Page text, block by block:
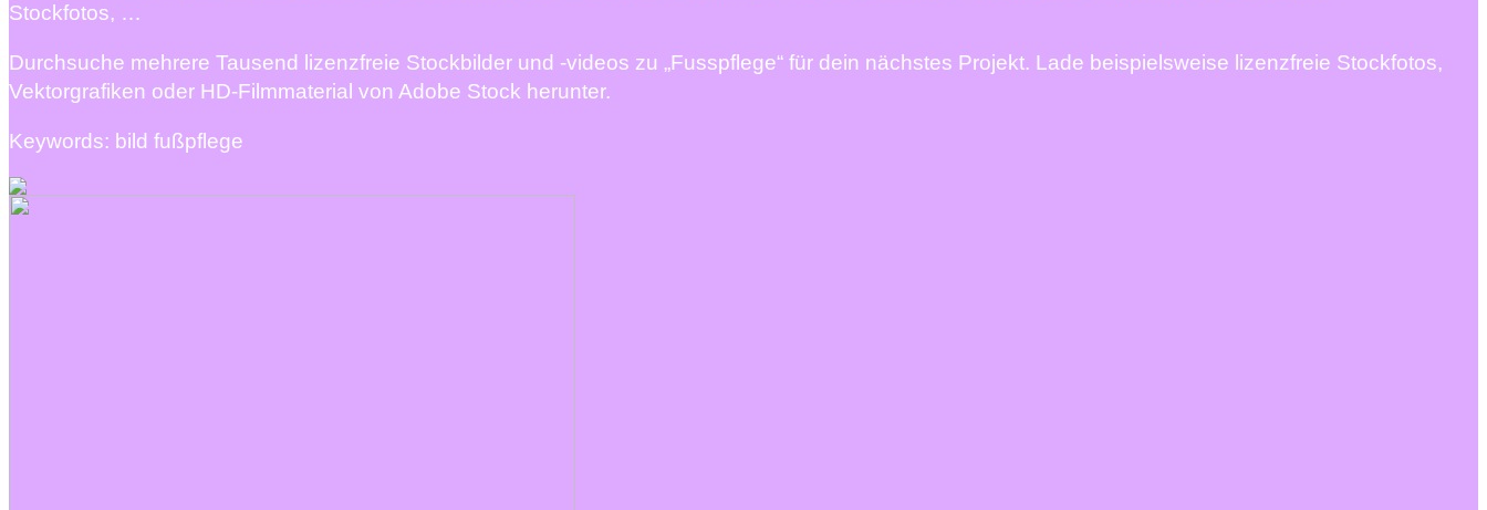
Stockfotos, …
Durchsuche mehrere Tausend lizenzfreie Stockbilder und -videos zu „Fusspflege“ für dein nächstes Projekt. Lade beispielsweise lizenzfreie Stockfotos,
Vektorgrafiken oder HD-Filmmaterial von Adobe Stock herunter.
Keywords: bild fußpflege